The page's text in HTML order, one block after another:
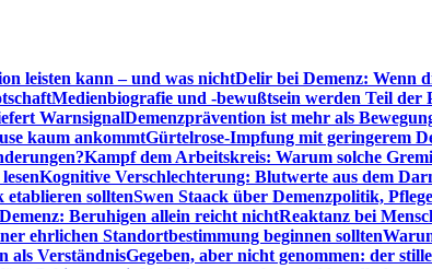
leisten kann – und was nichtDelir bei Demenz: Wenn
Medienbiografie und -bewußtsein werden Teil der
WarnsignalDemenzprävention ist mehr als
kaum ankommtGürtelrose-Impfung mit geringerem
Kampf dem Arbeitskreis: Warum solche
Kognitive Verschlechterung: Blutwerte aus dem
etablieren solltenSwen Staack über Demenzpolitik,
Beruhigen allein reicht nichtReaktanz bei
ehrlichen Standortbestimmung beginnen sollten
als VerständnisGegeben, aber nicht genommen: der